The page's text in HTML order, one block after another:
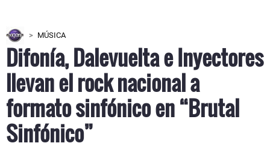
MÚSICA
Difonía, Dalevuelta e Inyectores
llevan el rock nacional a
formato sinfónico en “Brutal
Sinfónico”